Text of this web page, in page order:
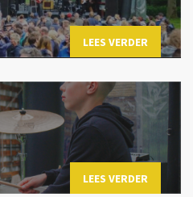
LEES VERDER
LEES VERDER